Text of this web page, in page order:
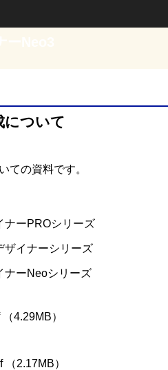
について
ての資料です。
ナーPROシリーズ
ザイナーシリーズ
ナーNeoシリーズ
4.29MB）
2.17MB）